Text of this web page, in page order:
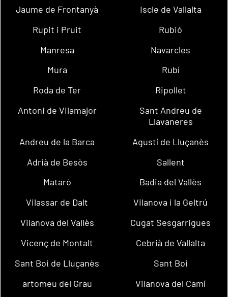
Jaume de Frontanyà
Iscle de Vallalta
Rupit i Pruit
Rubió
Manresa
Navarcles
Mura
Rubí
Roda de Ter
Ripollet
Antoni de Vilamajor
Sant Andreu de
Llavaneres
Andreu de la Barca
Agustí de Lluçanès
Adrià de Besòs
Sallent
Mataró
Badia del Vallès
Vilassar de Dalt
Vilanova i la Geltrú
Vilanova del Vallès
Cugat Sesgarrigues
Vicenç de Montalt
Cebrià de Vallalta
Sant Boi de Lluçanès
Sant Boi
artomeu del Grau
Vilanova del Camí